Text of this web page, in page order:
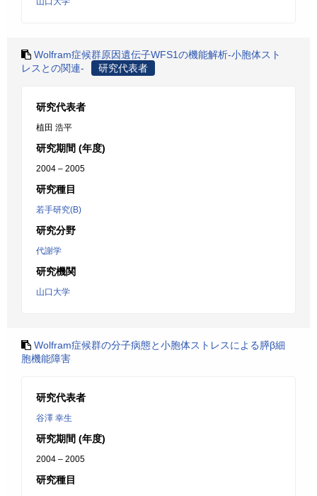
Wolfram症候群原因遺伝子WFS1の機能解析-小胞体スト
レスとの関連-
研究代表者
研究代表者
植田 浩平
研究期間 (年度)
2004 – 2005
研究種目
若手研究(B)
研究分野
代謝学
研究機関
山口大学
Wolfram症候群の分子病態と小胞体ストレスによる膵β細
胞機能障害
研究代表者
谷澤 幸生
研究期間 (年度)
2004 – 2005
研究種目